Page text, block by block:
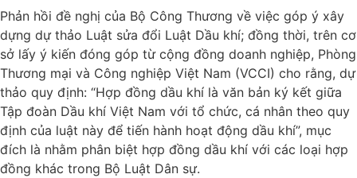
Phản hồi đề nghị của Bộ Công Thương về việc góp ý xây
dựng dự thảo Luật sửa đổi Luật Dầu khí; đồng thời, trên cơ
sở lấy ý kiến đóng góp từ cộng đồng doanh nghiệp, Phòng
Thương mại và Công nghiệp Việt Nam (VCCI) cho rằng, dự
thảo quy định: “Hợp đồng dầu khí là văn bản ký kết giữa
Tập đoàn Dầu khí Việt Nam với tổ chức, cá nhân theo quy
định của luật này để tiến hành hoạt động dầu khí”, mục
đích là nhằm phân biệt hợp đồng dầu khí với các loại hợp
đồng khác trong Bộ Luật Dân sự.